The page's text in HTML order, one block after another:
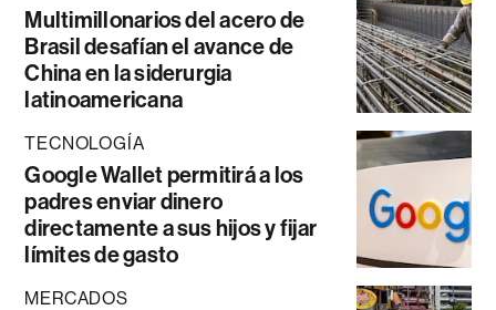
Multimillonarios del acero de
Brasil desafían el avance de
China en la siderurgia
latinoamericana
TECNOLOGÍA
Google Wallet permitirá a los
padres enviar dinero
directamente a sus hijos y fijar
límites de gasto
MERCADOS